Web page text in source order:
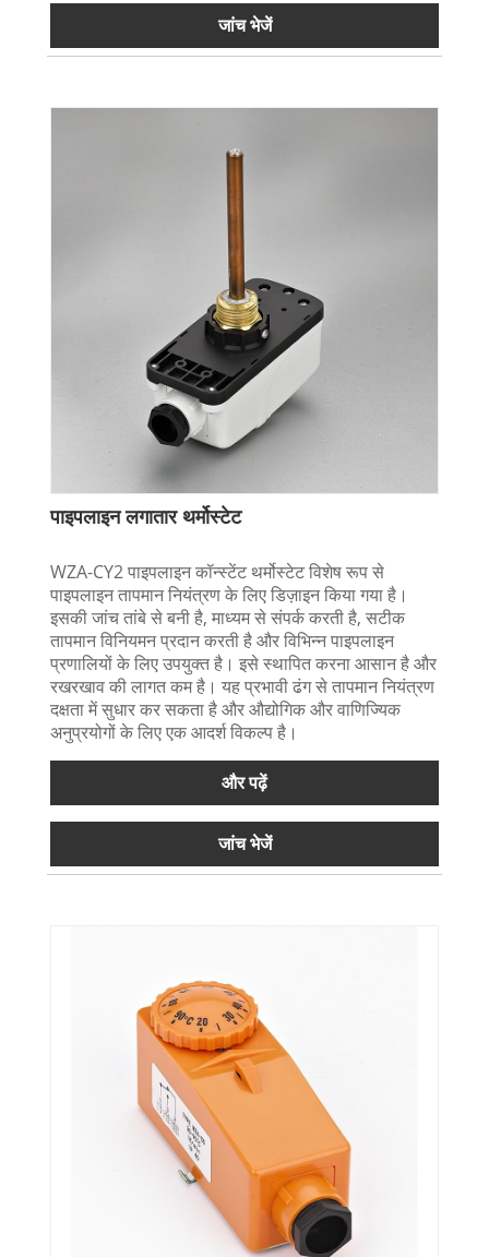
जांच भेजें
पाइपलाइन लगातार थर्मोस्टेट
WZA-CY2 पाइपलाइन कॉन्स्टेंट थर्मोस्टेट विशेष रूप से
पाइपलाइन तापमान नियंत्रण के लिए डिज़ाइन किया गया है।
इसकी जांच तांबे से बनी है, माध्यम से संपर्क करती है, सटीक
तापमान विनियमन प्रदान करती है और विभिन्न पाइपलाइन
प्रणालियों के लिए उपयुक्त है। इसे स्थापित करना आसान है और
रखरखाव की लागत कम है। यह प्रभावी ढंग से तापमान नियंत्रण
दक्षता में सुधार कर सकता है और औद्योगिक और वाणिज्यिक
अनुप्रयोगों के लिए एक आदर्श विकल्प है।
और पढ़ें
जांच भेजें